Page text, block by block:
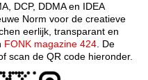
DCP, DDMA en IDEA
Norm voor de creatieve
eerlijk, transparant en
FONK magazine 424. De
scan de QR code hieronder.